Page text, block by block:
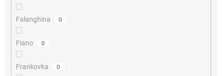
Falanghina 0
Fiano 0
Frankovka 0